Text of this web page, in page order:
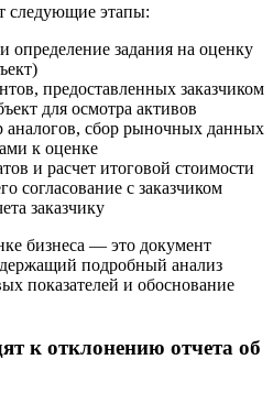
следующие этапы:
определение задания на оценку
предоставленных заказчиком
для осмотра активов
аналогов, сбор рыночных данных
к оценке
и расчет итоговой стоимости
согласование с заказчиком
заказчику
бизнеса — это документ
подробный анализ
показателей и обоснование
к отклонению отчета об